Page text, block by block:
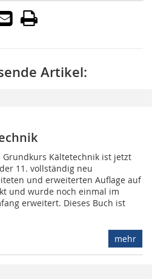
Artikel:
Grundkurs Kältetechnik ist jetzt
11. vollständig neu
und erweiterten Auflage auf
und wurde noch einmal im
erweitert. Dieses Buch ist
mehr